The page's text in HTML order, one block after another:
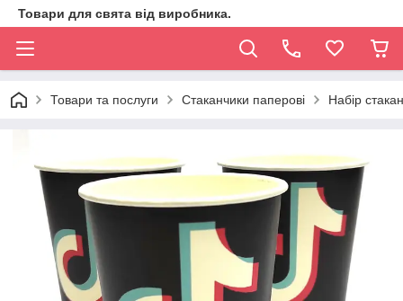
Товари для свята від виробника.
Товари та послуги Стаканчики паперові Набір